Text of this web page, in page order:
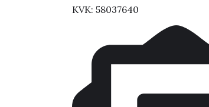
KVK: 58037640